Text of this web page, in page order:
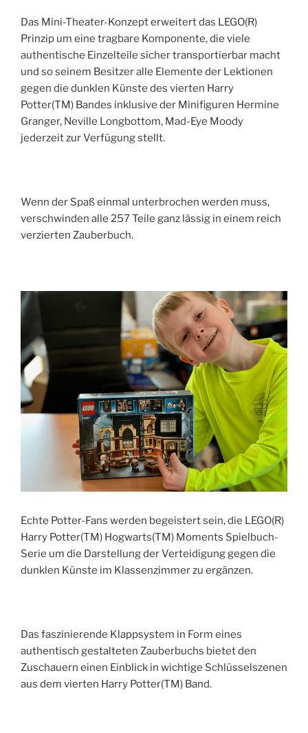
Das Mini-Theater-Konzept erweitert das LEGO(R)
Prinzip um eine tragbare Komponente, die viele
authentische Einzelteile sicher transportierbar macht
und so seinem Besitzer alle Elemente der Lektionen
gegen die dunklen Künste des vierten Harry
Potter(TM) Bandes inklusive der Minifiguren Hermine
Granger, Neville Longbottom, Mad-Eye Moody
jederzeit zur Verfügung stellt.
Wenn der Spaß einmal unterbrochen werden muss,
verschwinden alle 257 Teile ganz lässig in einem reich
verzierten Zauberbuch.
Echte Potter-Fans werden begeistert sein, die LEGO(R)
Harry Potter(TM) Hogwarts(TM) Moments Spielbuch-
Serie um die Darstellung der Verteidigung gegen die
dunklen Künste im Klassenzimmer zu ergänzen.
Das faszinierende Klappsystem in Form eines
authentisch gestalteten Zauberbuchs bietet den
Zuschauern einen Einblick in wichtige Schlüsselszenen
aus dem vierten Harry Potter(TM) Band.